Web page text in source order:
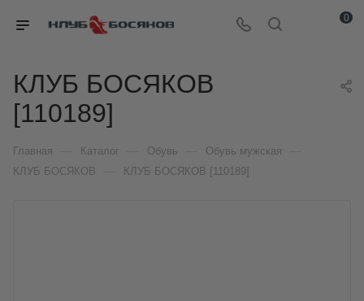
0
КЛУБ БОСЯКОВ
[110189]
Главная Каталог Обувь Обувь мужская
КЛУБ БОСЯКОВ КЛУБ БОСЯКОВ [110189]